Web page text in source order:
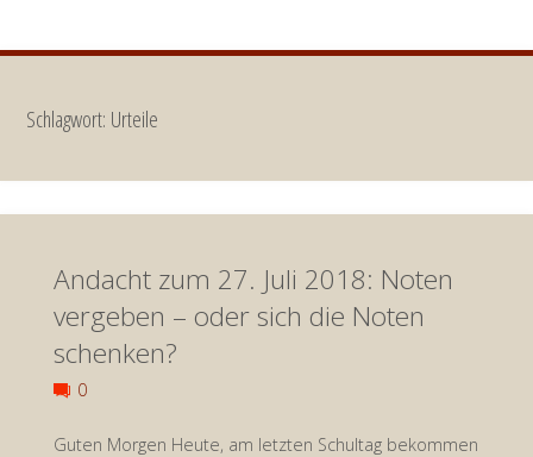
Schlagwort: Urteile
Andacht zum 27. Juli 2018: Noten
vergeben – oder sich die Noten
schenken?
0
Guten Morgen Heute, am letzten Schultag bekommen